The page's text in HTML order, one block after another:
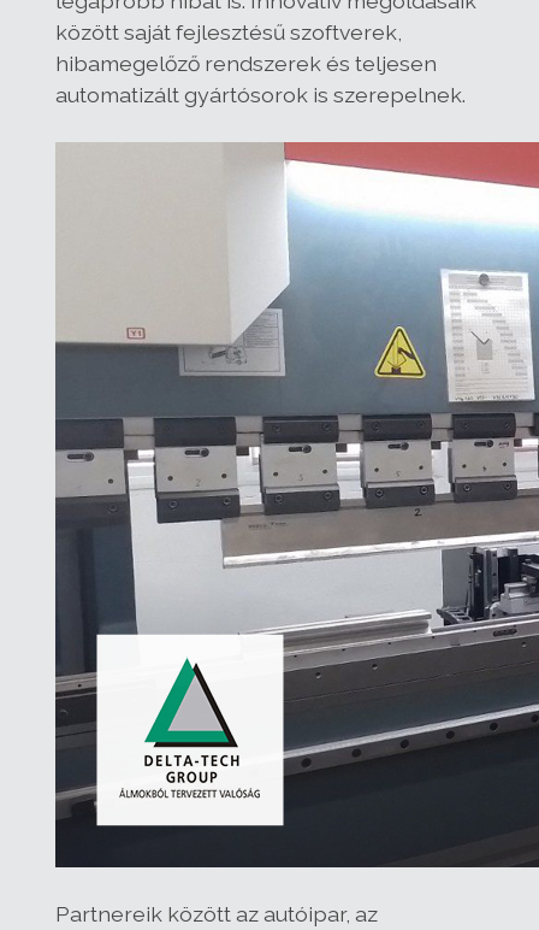
között saját fejlesztésű szoftverek,
hibamegelőző rendszerek és teljesen
automatizált gyártósorok is szerepelnek.
Partnereik között az autóipar, az